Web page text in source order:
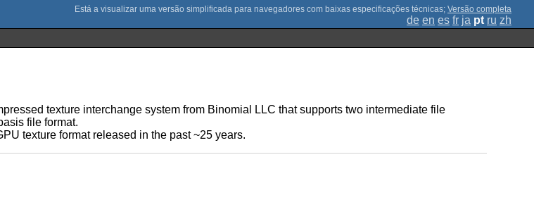
; Versão completa
de en es fr ja pt ru zh
texture interchange system from Binomial LLC that supports two intermediate file
file format.
texture format released in the past ~25 years.